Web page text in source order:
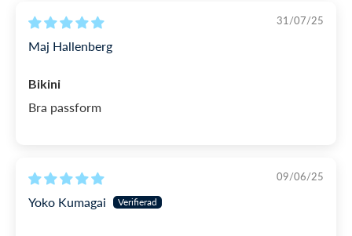
31/07/25
Maj Hallenberg
Bikini
Bra passform
09/06/25
Yoko Kumagai